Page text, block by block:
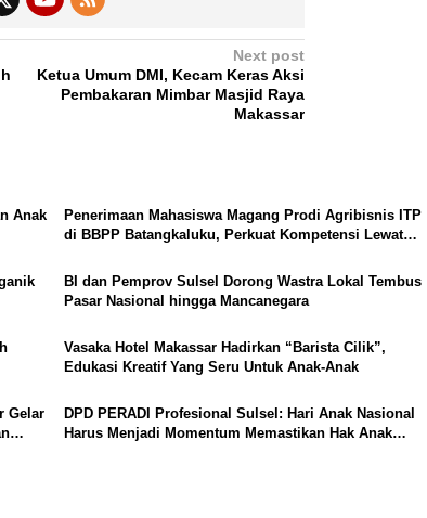
Next post
Ketua Umum DMI, Kecam Keras Aksi
Pembakaran Mimbar Masjid Raya
Makassar
Anak
Penerimaan Mahasiswa Magang Prodi Agribisnis ITP
di BBPP Batangkaluku, Perkuat Kompetensi Lewat
BI dan Pemprov Sulsel Dorong Wastra Lokal Tembus
Pasar Nasional hingga Mancanegara
Vasaka Hotel Makassar Hadirkan “Barista Cilik”,
Edukasi Kreatif Yang Seru Untuk Anak-Anak
Gelar
DPD PERADI Profesional Sulsel: Hari Anak Nasional
Harus Menjadi Momentum Memastikan Hak Anak